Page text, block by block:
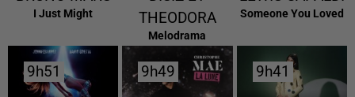
I Just Might
THEODORA
Melodrama
Someone You Loved
9h51
9h51 9h49
9h49 9h41
9h41